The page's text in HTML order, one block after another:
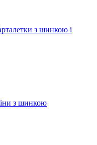
з шинкою і
з шинкою